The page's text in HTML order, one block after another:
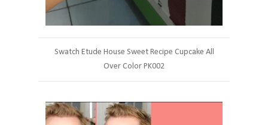
Swatch Etude House Sweet Recipe Cupcake All
Over Color PK002